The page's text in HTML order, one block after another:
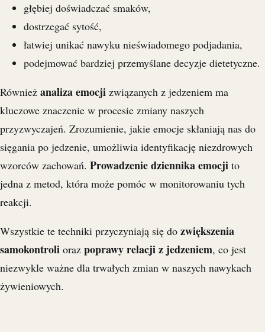
głębiej doświadczać smaków,
dostrzegać sytość,
łatwiej unikać nawyku nieświadomego podjadania,
podejmować bardziej przemyślane decyzje dietetyczne.
Również analiza emocji związanych z jedzeniem ma
kluczowe znaczenie w procesie zmiany naszych
przyzwyczajeń. Zrozumienie, jakie emocje skłaniają nas do
sięgania po jedzenie, umożliwia identyfikację niezdrowych
wzorców zachowań. Prowadzenie dziennika emocji to
jedna z metod, która może pomóc w monitorowaniu tych
reakcji.
Wszystkie te techniki przyczyniają się do zwiększenia
samokontroli oraz poprawy relacji z jedzeniem, co jest
niezwykle ważne dla trwałych zmian w naszych nawykach
żywieniowych.